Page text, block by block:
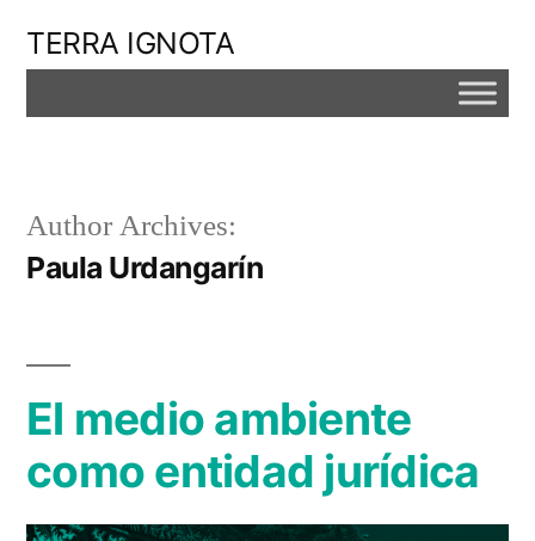
content
TERRA IGNOTA
Author Archives:
Paula Urdangarín
El medio ambiente
como entidad jurídica